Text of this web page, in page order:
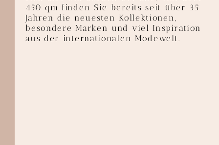
450 qm finden Sie bereits seit über 35
Jahren die neuesten Kollektionen,
besondere Marken und viel Inspiration
aus der internationalen Modewelt.